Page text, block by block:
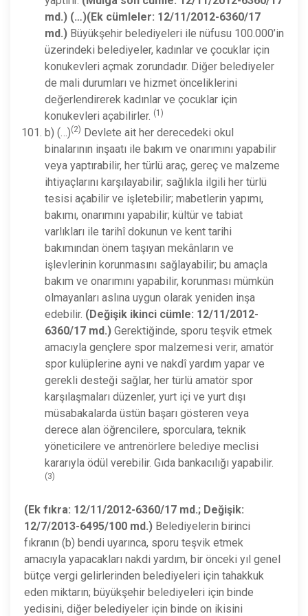
md.) (…)(Ek cümleler: 12/11/2012-6360/17
md.) Büyükşehir belediyeleri ile nüfusu 100.000’in
üzerindeki belediyeler, kadınlar ve çocuklar için
konukevleri açmak zorundadır. Diğer belediyeler
de mali durumları ve hizmet önceliklerini
değerlendirerek kadınlar ve çocuklar için
konukevleri açabilirler. (1)
b) (…)(2) Devlete ait her derecedeki okul
binalarının inşaatı ile bakım ve onarımını yapabilir
veya yaptırabilir, her türlü araç, gereç ve malzeme
ihtiyaçlarını karşılayabilir; sağlıkla ilgili her türlü
tesisi açabilir ve işletebilir; mabetlerin yapımı,
bakımı, onarımını yapabilir; kültür ve tabiat
varlıkları ile tarihî dokunun ve kent tarihi
bakımından önem taşıyan mekânların ve
işlevlerinin korunmasını sağlayabilir; bu amaçla
bakım ve onarımını yapabilir, korunması mümkün
olmayanları aslına uygun olarak yeniden inşa
edebilir. (Değişik ikinci cümle: 12/11/2012-
6360/17 md.) Gerektiğinde, sporu teşvik etmek
amacıyla gençlere spor malzemesi verir, amatör
spor kulüplerine ayni ve nakdî yardım yapar ve
gerekli desteği sağlar, her türlü amatör spor
karşılaşmaları düzenler, yurt içi ve yurt dışı
müsabakalarda üstün başarı gösteren veya
derece alan öğrencilere, sporculara, teknik
yöneticilere ve antrenörlere belediye meclisi
kararıyla ödül verebilir. Gıda bankacılığı yapabilir.
(3)
(Ek fıkra: 12/11/2012-6360/17 md.; Değişik:
12/7/2013-6495/100 md.) Belediyelerin birinci
fıkranın (b) bendi uyarınca, sporu teşvik etmek
amacıyla yapacakları nakdi yardım, bir önceki yıl genel
bütçe vergi gelirlerinden belediyeleri için tahakkuk
eden miktarın; büyükşehir belediyeleri için binde
yedisini, diğer belediyeler için binde on ikisini